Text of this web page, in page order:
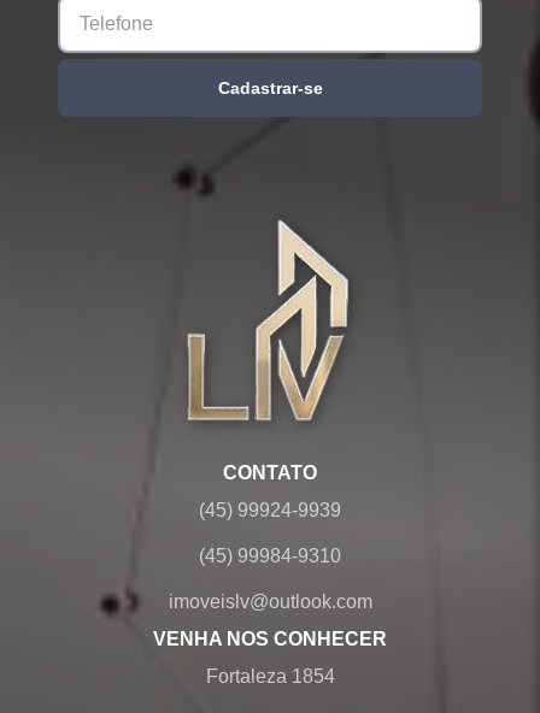
Cadastrar-se
CONTATO
(45) 99924-9939
(45) 99984-9310
imoveislv@outlook.com
VENHA NOS CONHECER
Fortaleza 1854